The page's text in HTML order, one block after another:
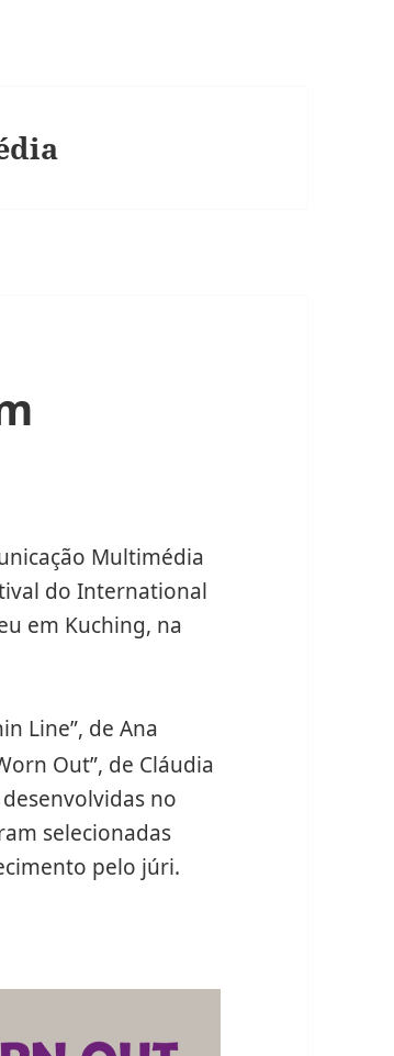
Multimédia
do International
em Kuching, na
Line”, de Ana
Out”, de Cláudia
no
selecionadas
pelo júri.